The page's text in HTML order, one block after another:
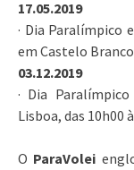
17.05.2019
· Dia Paralímpico
em Castelo
03.12.2019
· Dia
Lisboa, das 10h00
O ParaVolei